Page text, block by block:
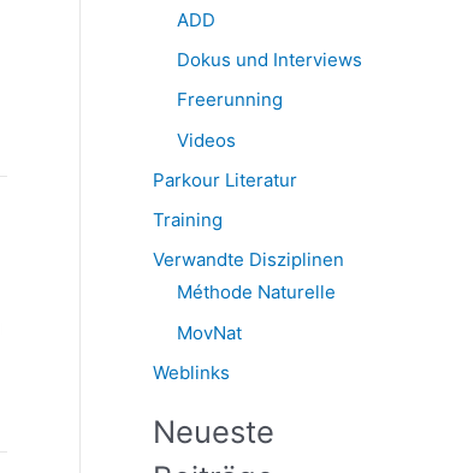
ADD
Dokus und Interviews
Freerunning
Videos
Parkour Literatur
Training
Verwandte Disziplinen
Méthode Naturelle
MovNat
Weblinks
Neueste